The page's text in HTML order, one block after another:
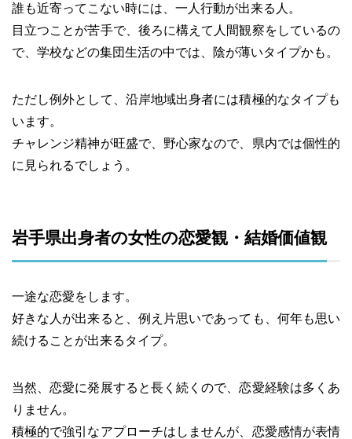
誰も近寄ってこない時には、一人行動が出来る人。
目立つことが苦手で、後ろに構えて人間観察をしているの
で、学校などの集団生活の中では、陰が薄いタイプかも。
ただし例外として、沿岸地域出身者には積極的なタイプも
います。
チャレンジ精神が旺盛で、野心家なので、県内では個性的
に見られるでしょう。
岩手県出身者の女性の恋愛観・結婚価値観
一途な恋愛をします。
好きな人が出来ると、例え片思いであっても、何年も思い
続けることが出来るタイプ。
当然、恋愛に発展すると長く続くので、恋愛経験は多くあ
りません。
積極的で強引なアプローチはしませんが、恋愛感情が表情